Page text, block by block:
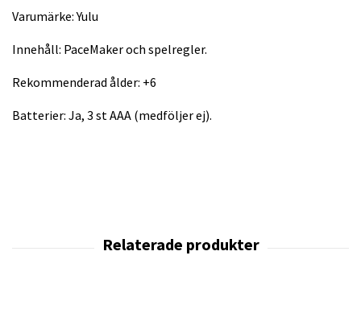
Varumärke: Yulu
Innehåll: PaceMaker och spelregler.
Rekommenderad ålder: +6
Batterier: Ja, 3 st AAA (medföljer ej).